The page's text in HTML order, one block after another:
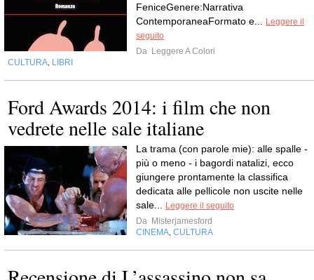
FeniceGenere:Narrativa
ContemporaneaFormato e...
Leggere il
seguito
Da Leggere A Colori
CULTURA LIBRI
Ford Awards 2014: i film che non
vedrete nelle sale italiane
La trama (con parole mie): alle spalle -
più o meno - i bagordi natalizi, ecco
giungere prontamente la classifica
dedicata alle pellicole non uscite nelle
sale...
Leggere il seguito
Da Misterjamesford
CINEMA CULTURA